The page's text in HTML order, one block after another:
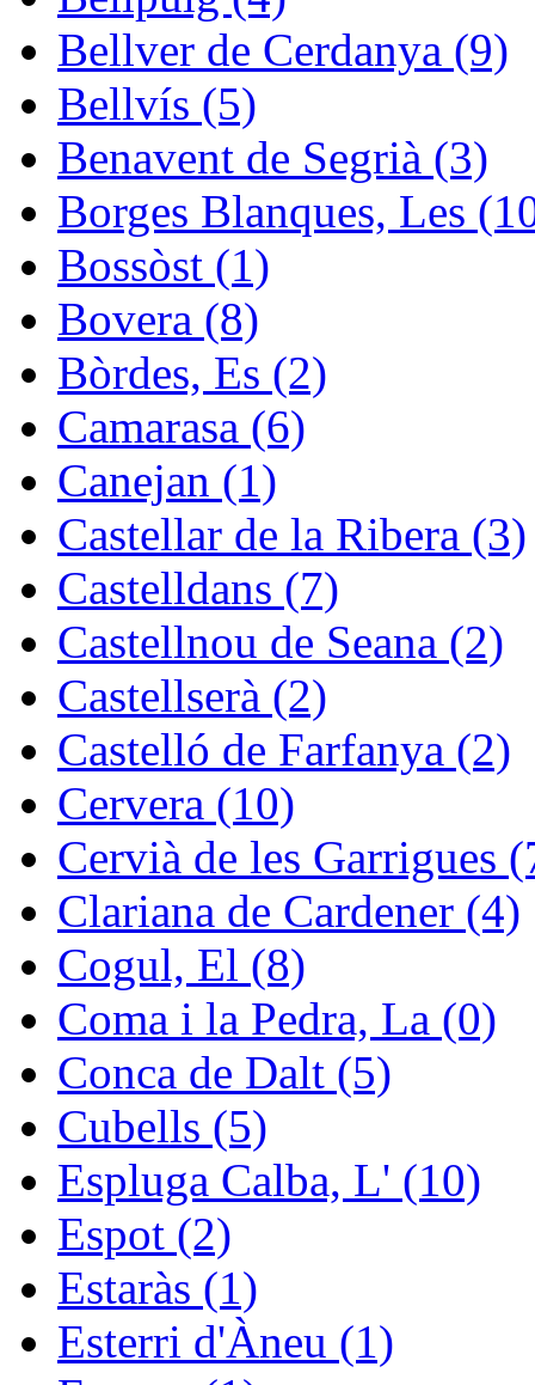
Bellver de Cerdanya (9)
Bellvís (5)
Benavent de Segrià (3)
Borges Blanques, Les
Bossòst (1)
Bovera (8)
Bòrdes, Es (2)
Camarasa (6)
Canejan (1)
Castellar de la Ribera (3)
Castelldans (7)
Castellnou de Seana (2)
Castellserà (2)
Castelló de Farfanya (2)
Cervera (10)
Cervià de les Garrigues
Clariana de Cardener (4)
Cogul, El (8)
Coma i la Pedra, La (0)
Conca de Dalt (5)
Cubells (5)
Espluga Calba, L' (10)
Espot (2)
Estaràs (1)
Esterri d'Àneu (1)